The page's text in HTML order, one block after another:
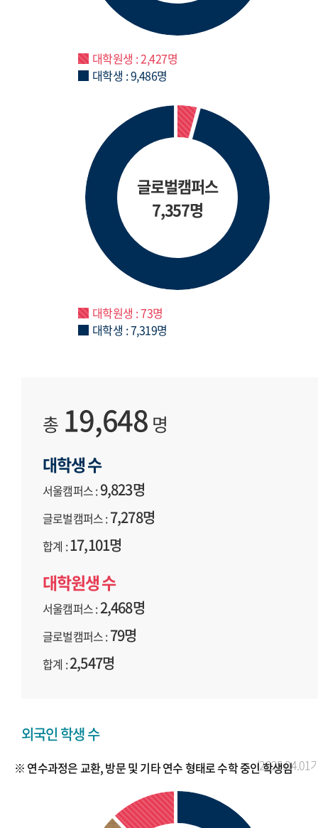
대학원생 : 2,427명
대학생 : 9,486명
글로벌캠퍼스
7,357명
대학원생 : 73명
대학생 : 7,319명
총19,648 명
대학생 수
서울캠퍼스 :9,823명
글로벌캠퍼스 :7,278명
합계 :17,101명
대학원생 수
서울캠퍼스 :2,468명
글로벌캠퍼스 :79명
합계 :2,547명
외국인 학생 수
(2025.04.01
※ 연수과정은 교환, 방문 및 기타 연수 형태로 수학 중인 학생임